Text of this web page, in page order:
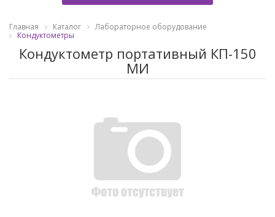
Главная Каталог
Лабораторное оборудование
Кондуктометры
Кондуктометр портативный КП-150
МИ